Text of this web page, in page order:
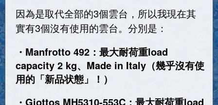
因為是取代全部的3個雲台，所以我現在其
實有3個沒有使用的雲台。分別是：
・Manfrotto 492：最大耐荷重load
capacity 2 kg、Made in Italy（幾乎沒有使
用的「新品状態」！）
・Giottos MH5310-553C：最大耐荷重load